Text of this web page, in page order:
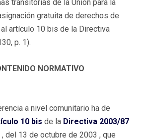
transitorias de la Unión para la
gratuita de derechos de
artículo 10 bis de la Directiva
p. 1).
NORMATIVO
a nivel comunitario ha de
10 bis de la Directiva 2003/87
, del 13 de octubre de 2003 , que